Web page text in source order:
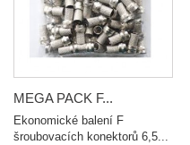
MEGA PACK F...
Ekonomické balení F
šroubovacích konektorů 6,5...